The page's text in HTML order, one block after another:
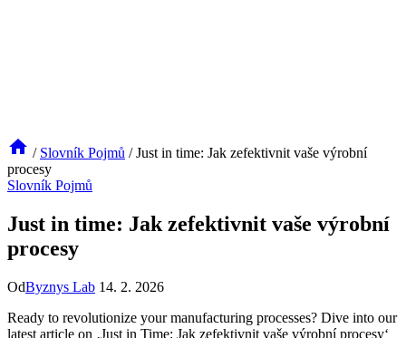
/ Slovník Pojmů / Just in time: Jak zefektivnit vaše výrobní
procesy
Slovník Pojmů
Just in time: Jak zefektivnit vaše výrobní
procesy
OdByznys Lab 14. 2. 2026
Ready to revolutionize your manufacturing processes? Dive into our
latest article on ‚Just in Time: Jak zefektivnit vaše výrobní procesy‘